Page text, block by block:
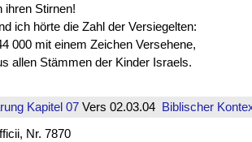
ihren Stirnen!
ich hörte die Zahl der Versiegelten:
000 mit einem Zeichen Versehene,
allen Stämmen der Kinder Israels.
Kapitel 07Vers 02.03.04 Biblischer
Nr. 7870